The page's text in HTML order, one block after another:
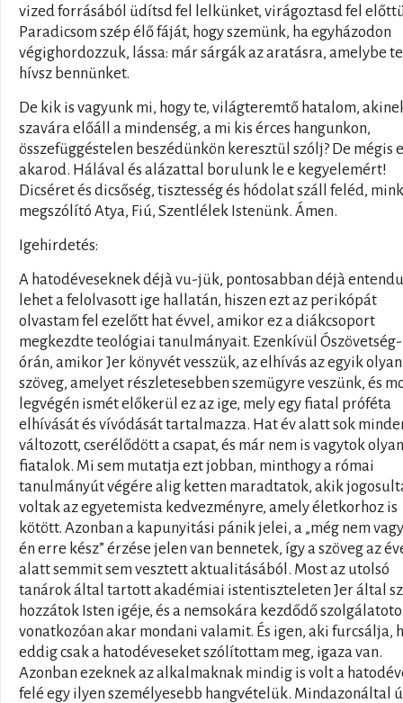
vized forrásából üdítsd fel lelkünket, virágoztasd fel
Paradicsom szép élő fáját, hogy szemünk, ha egyházodon
végighordozzuk, lássa: már sárgák az aratásra, amelybe te
hívsz bennünket.
De kik is vagyunk mi, hogy te, világteremtő hatalom,
szavára előáll a mindenség, a mi kis érces hangunkon,
összefüggéstelen beszédünkön keresztül szólj? De mégis
akarod. Hálával és alázattal borulunk le e kegyelemért!
Dicséret és dicsőség, tisztesség és hódolat száll feléd,
megszólító Atya, Fiú, Szentlélek Istenünk. Ámen.
Igehirdetés:
A hatodéveseknek déjà vu-jük, pontosabban déjà
lehet a felolvasott ige hallatán, hiszen ezt az perikópát
olvastam fel ezelőtt hat évvel, amikor ez a diákcsoport
megkezdte teológiai tanulmányait. Ezenkívül Ószövetség-
órán, amikor Jer könyvét vesszük, az elhívás az egyik olyan
szöveg, amelyet részletesebben szemügyre veszünk, és
legvégén ismét előkerül ez az ige, mely egy fiatal próféta
elhívását és vívódását tartalmazza. Hat év alatt sok
változott, cserélődött a csapat, és már nem is vagytok olyan
fiatalok. Mi sem mutatja ezt jobban, minthogy a római
tanulmányút végére alig ketten maradtatok, akik
voltak az egyetemista kedvezményre, amely életkorhoz is
kötött. Azonban a kapunyitási pánik jelei, a „még nem
én erre kész” érzése jelen van bennetek, így a szöveg az
alatt semmit sem vesztett aktualitásából. Most az utolsó
tanárok által tartott akadémiai istentiszteleten Jer által
hozzátok Isten igéje, és a nemsokára kezdődő
vonatkozóan akar mondani valamit. És igen, aki furcsálja,
eddig csak a hatodéveseket szólítottam meg, igaza van.
Azonban ezeknek az alkalmaknak mindig is volt a
felé egy ilyen személyesebb hangvételük. Mindazonáltal